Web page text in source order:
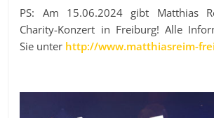
PS: Am 15.06.2024 gibt Matthias
Charity-Konzert in Freiburg! Alle
Sie unter http://www.matthiasreim-